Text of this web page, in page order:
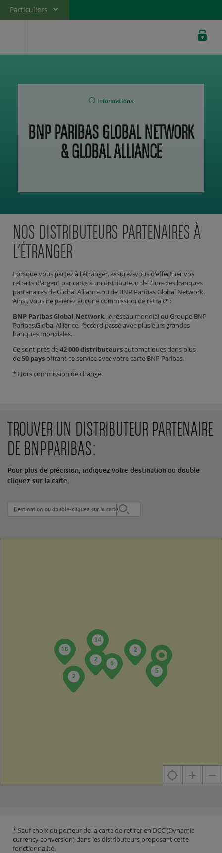
Particuliers
informations
BNP PARIBAS GLOBAL NETWORK
& GLOBAL ALLIANCE
NOS DISTRIBUTEURS PARTENAIRES À
L’ÉTRANGER
Lorsque vous partez à l'étranger, assurez-vous d'effectuer vos
retraits d'argent par carte à un distributeur de l'une des banques
partenaires de Global Alliance ou de BNP Paribas Global Network.
Ainsi, vous ne paierez aucune commission de retrait* :
BNP Paribas Global Network, le réseau mondial du Groupe BNP
Paribas,Global Alliance, l’accord passé avec plusieurs grandes
banques mondiales.
Ce sont près de42 000 distributeursautomatiques dans plus
de50 pays offrant ce service avec votre carte BNP Paribas.
* Hors commission de change.
* Sauf choix du porteur de la carte de retirer en DCC (Dynamic
currency conversion) dans les distributeurs proposant cette
fonctionnalité.